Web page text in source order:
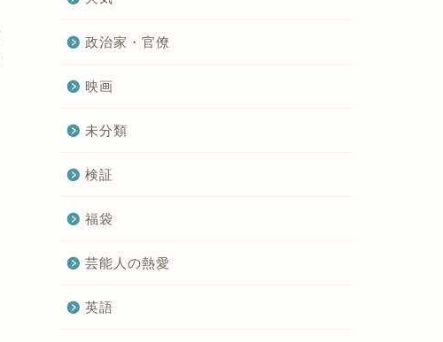
政治家・官僚
映画
未分類
検証
福袋
芸能人の熱愛
英語